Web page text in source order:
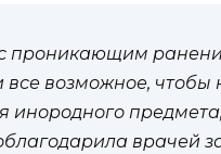
с проникающим
возможное, чтобы
инородного
врачей